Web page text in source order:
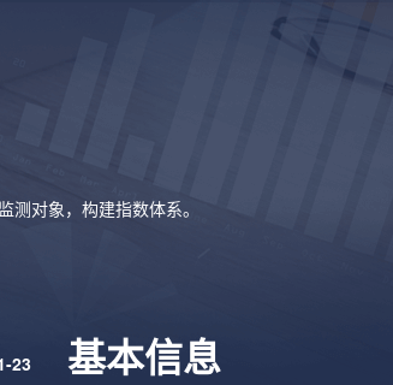
对象，构建指数体系。
23 基本信息